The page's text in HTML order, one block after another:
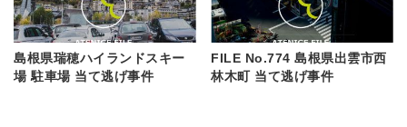
島根県瑞穂ハイランドスキー
場 駐車場 当て逃げ事件
FILE No.774 島根県出雲市西
林木町 当て逃げ事件